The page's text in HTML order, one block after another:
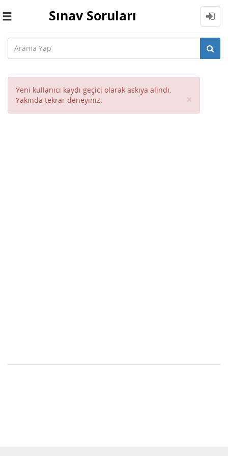
Toggle
Sınav Soruları
Yeni kullanıcı kaydı geçici olarak askıya alındı.
Yakında tekrar deneyiniz.
×